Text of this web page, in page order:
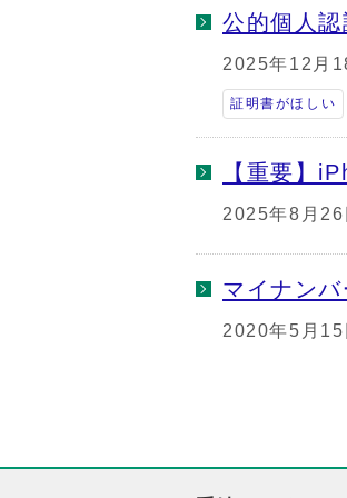
公的個人
2025年12月
証明書がほしい
【重要】
2025年8月26
マイナン
2020年5月15